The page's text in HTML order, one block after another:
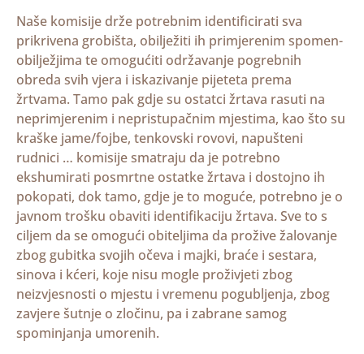
Naše komisije drže potrebnim identificirati sva
prikrivena grobišta, obilježiti ih primjerenim spomen-
obilježjima te omogućiti održavanje pogrebnih
obreda svih vjera i iskazivanje pijeteta prema
žrtvama. Tamo pak gdje su ostatci žrtava rasuti na
neprimjerenim i nepristupačnim mjestima, kao što su
kraške jame/fojbe, tenkovski rovovi, napušteni
rudnici … komisije smatraju da je potrebno
ekshumirati posmrtne ostatke žrtava i dostojno ih
pokopati, dok tamo, gdje je to moguće, potrebno je o
javnom trošku obaviti identifikaciju žrtava. Sve to s
ciljem da se omogući obiteljima da prožive žalovanje
zbog gubitka svojih očeva i majki, braće i sestara,
sinova i kćeri, koje nisu mogle proživjeti zbog
neizvjesnosti o mjestu i vremenu pogubljenja, zbog
zavjere šutnje o zločinu, pa i zabrane samog
spominjanja umorenih.